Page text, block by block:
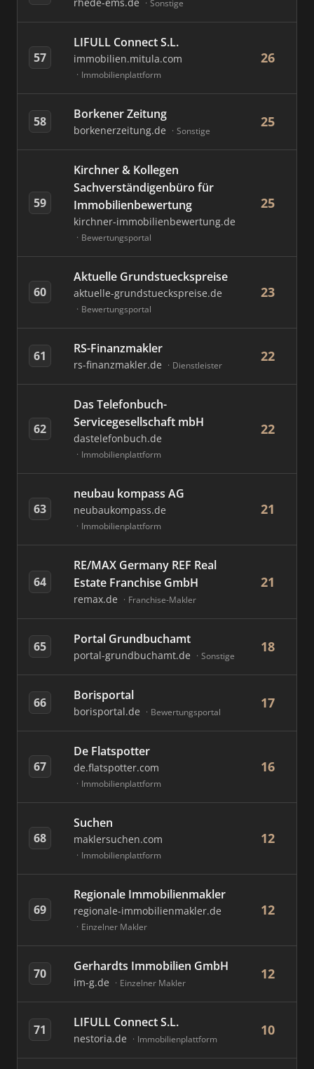
Sonstige
57
LIFULL Connect S.L.
immobilien.mitula.com
Immobilienplattform
26
58 Borkener Zeitung
borkenerzeitung.de Sonstige
25
59
Kirchner & Kollegen
Sachverständigenbüro für
Immobilienbewertung
kirchner-immobilienbewertung.de
Bewertungsportal
25
60
Aktuelle Grundstueckspreise
aktuelle-grundstueckspreise.de
Bewertungsportal
23
61 RS-Finanzmakler
rs-finanzmakler.de Dienstleister
22
62
Das Telefonbuch-
Servicegesellschaft mbH
dastelefonbuch.de
Immobilienplattform
22
63
neubau kompass AG
neubaukompass.de
Immobilienplattform
21
64
RE/MAX Germany REF Real
Estate Franchise GmbH
remax.de Franchise-Makler
21
65 Portal Grundbuchamt
portal-grundbuchamt.de Sonstige
18
66 Borisportal
borisportal.de Bewertungsportal
17
67
De Flatspotter
de.flatspotter.com
Immobilienplattform
16
68
Suchen
maklersuchen.com
Immobilienplattform
12
69
Regionale Immobilienmakler
regionale-immobilienmakler.de
Einzelner Makler
12
70 Gerhardts Immobilien GmbH
im-g.de Einzelner Makler
12
71 LIFULL Connect S.L.
nestoria.de Immobilienplattform
10